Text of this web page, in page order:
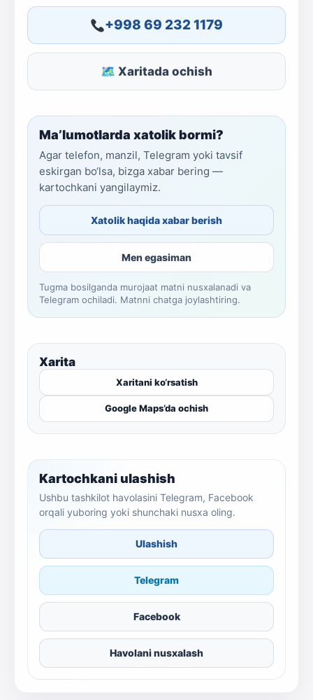
+998 69 232 1179
🗺 Xaritada ochish
Ma’lumotlarda xatolik bormi?
Agar telefon, manzil, Telegram yoki tavsif
eskirgan bo‘lsa, bizga xabar bering —
kartochkani yangilaymiz.
Xatolik haqida xabar berish
Men egasiman
Tugma bosilganda murojaat matni nusxalanadi va
Telegram ochiladi. Matnni chatga joylashtiring.
Xarita
Xaritani ko‘rsatish
Google Maps’da ochish
Kartochkani ulashish
Ushbu tashkilot havolasini Telegram, Facebook
orqali yuboring yoki shunchaki nusxa oling.
Ulashish
Telegram
Facebook
Havolani nusxalash